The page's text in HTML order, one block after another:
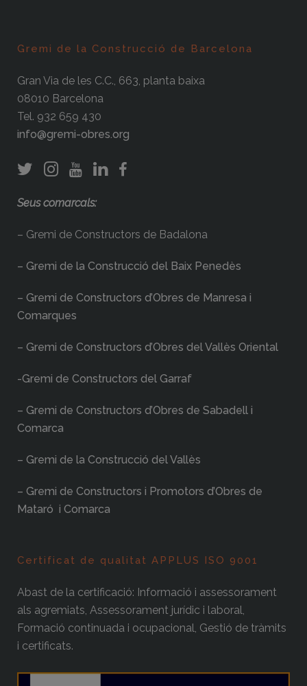
Gremi de la Construcció de Barcelona
Gran Via de les C.C., 663, planta baixa
08010 Barcelona
Tel. 932 659 430
info@gremi-obres.org
Seus comarcals:
– Gremi de Constructors de Badalona
– Gremi de la Construcció del Baix Penedès
– Gremi de Constructors d’Obres de Manresa i
Comarques
– Gremi de Constructors d’Obres del Vallès Oriental
-Gremi de Constructors del Garraf
– Gremi de Constructors d’Obres de Sabadell i
Comarca
– Gremi de la Construcció del Vallès
– Gremi de Constructors i Promotors d’Obres de
Mataró i Comarca
Certificat de qualitat APPLUS ISO 9001
Abast de la certificació: Informació i assessorament
als agremiats, Assessorament jurídic i laboral,
Formació continuada i ocupacional, Gestió de tràmits
i certificats.